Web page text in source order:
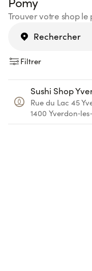
Trouver votre shop le
Filtrer
Sushi Shop
Rue du Lac 45
1400